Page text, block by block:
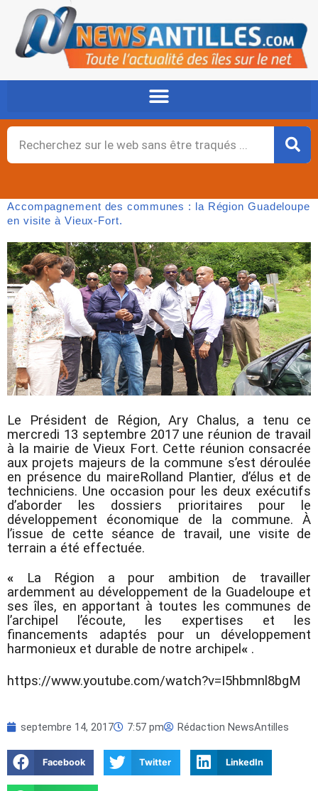
contenu
Rechercher
Accompagnement des communes : la Région Guadeloupe
en visite à Vieux-Fort.
Le Président de Région, Ary Chalus, a tenu ce
mercredi 13 septembre 2017 une réunion de travail
à la mairie de Vieux Fort. Cette réunion consacrée
aux projets majeurs de la commune s’est déroulée
en présence du maireRolland Plantier, d’élus et de
techniciens. Une occasion pour les deux exécutifs
d’aborder les dossiers prioritaires pour le
développement économique de la commune. À
l’issue de cette séance de travail, une visite de
terrain a été effectuée.
«
La Région a pour ambition de travailler
ardemment au développement de la Guadeloupe et
ses îles, en apportant à toutes les communes de
l’archipel l’écoute, les expertises et les
financements adaptés pour un développement
harmonieux et durable de notre archipel« .
https://www.youtube.com/watch?v=I5hbmnl8bgM
septembre 14, 2017 7:57 pm Rédaction NewsAntilles
Facebook Twitter LinkedIn